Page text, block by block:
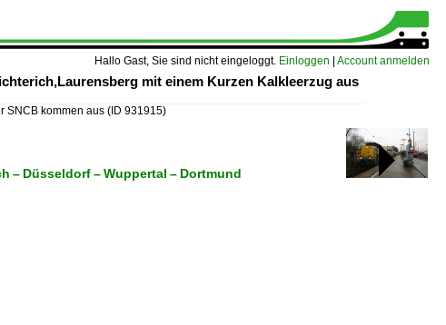
Hallo Gast, Sie sind nicht eingeloggt. Einloggen Account anmelden
mit einem Kurzen Kalkleerzug aus
SNCB kommen aus (ID 931915)
– Düsseldorf – Wuppertal – Dortmund